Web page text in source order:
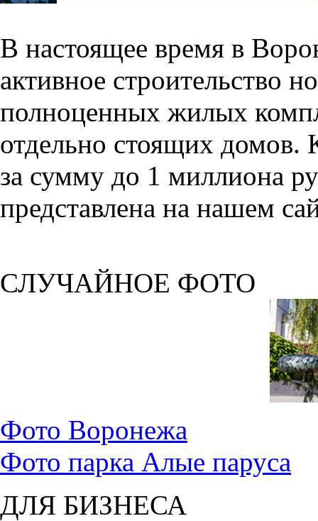
В настоящее время в
активное строительство
полноценных жилых
отдельно стоящих домов.
за сумму до 1 миллиона
представлена на нашем
СЛУЧАЙНОЕ ФОТО
Фото Воронежа
Фото парка Алые паруса
ДЛЯ БИЗНЕСА